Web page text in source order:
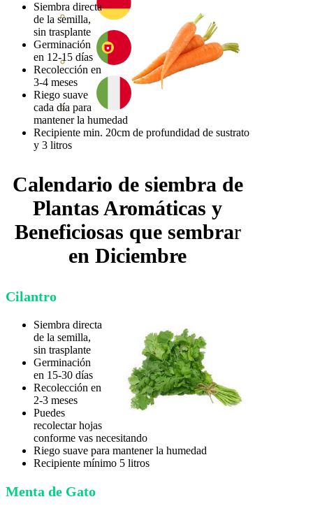
Siembra directa
de la semilla,
sin trasplante
Germinación
en 12-15 días
Recolección en
3-4 meses
Riego suave
cada día para
mantener la humedad
Recipiente min. 20cm de profundidad de sustrato
y 3 litros
Calendario de siembra de
Plantas Aromáticas y
Beneficiosas que sembrar
en Diciembre
Cilantro
Siembra directa
de la semilla,
sin trasplante
Germinación
en 15-30 días
Recolección en
2-3 meses
Puedes
recolectar hojas
conforme vas necesitando
Riego suave para mantener la humedad
Recipiente mínimo 5 litros
Menta de Gato